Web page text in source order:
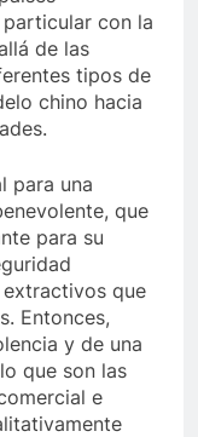
con la
de las
tipos de
chino hacia
para una
que
para su
que
Entonces,
y de una
que son las
e